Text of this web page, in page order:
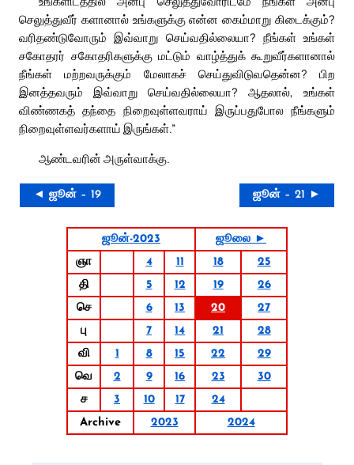
செலுத்துவீர் களானால் உங்களுக்கு என்ன கைம்மாறு கிடைக்கும்?
வரிதண்டுவோரும் இவ்வாறு செய்வதில்லையா? நீங்கள் உங்கள்
சகோதரர் சகோதரிகளுக்கு மட்டும் வாழ்த்துக் கூறுவீர்களானால்
நீங்கள் மற்றவருக்கும் மேலாகச் செய்துவிடுவதென்ன? பிற
இனத்தவரும் இவ்வாறு செய்வதில்லையா? ஆதலால், உங்கள்
விண்ணகத் தந்தை நிறைவுள்ளவராய் இருப்பதுபோல நீங்களும்
நிறைவுள்ளவர்களாய் இருங்கள்.”
ஆண்டவரின் அருள்வாக்கு.
◄ ஜூன் – 19 ஜூன் – 21 ►
ஜூன்-2023
ஜூலை ►
ஞா
4 11 18
25
தி
5 12 19
26
செ
6 13 20
27
பு
7 14 21
28
வி
1 8 15 22
29
வெ
2 9 16 23
30
ச
3 10 17
24
Archive
2023 2024